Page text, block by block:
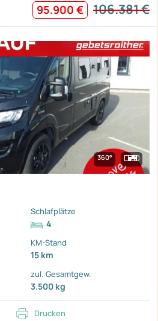
95.900 € 106.381 €
360°
Schlafplätze
4
KM-Stand
15 km
zul. Gesamtgew.
3.500 kg
Drucken